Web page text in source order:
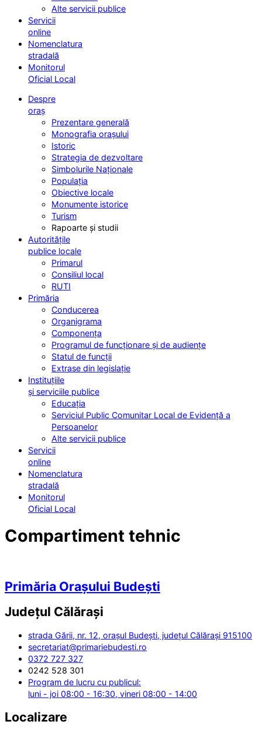
Alte servicii publice
Servicii
online
Nomenclatura
stradală
Monitorul
Oficial Local
Despre
oraș
Prezentare generală
Monografia orașului
Istoric
Strategia de dezvoltare
Simbolurile Naționale
Populația
Obiective locale
Monumente istorice
Turism
Rapoarte și studii
Autoritățile
publice locale
Primarul
Consiliul local
RUTI
Primăria
Conducerea
Organigrama
Componența
Programul de funcționare și de audiențe
Statul de funcții
Extrase din legislație
Instituțiile
și serviciile publice
Educația
Serviciul Public Comunitar Local de Evidență a
Persoanelor
Alte servicii publice
Servicii
online
Nomenclatura
stradală
Monitorul
Oficial Local
Compartiment tehnic
Primăria Orașului Budești
Județul Călărași
strada Gării, nr. 12, orașul Budești, județul Călărași 915100
secretariat@primariebudesti.ro
0372 727 327
0242 528 301
Program de lucru cu publicul:
luni - joi 08:00 - 16:30, vineri 08:00 - 14:00
Localizare